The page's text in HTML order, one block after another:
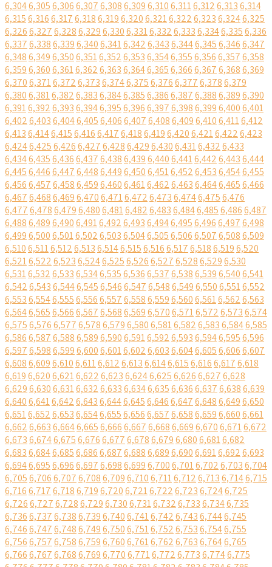
6,3046,3056,3066,3076,3086,3096,3106,3116,3126,3136,314
6,3156,3166,3176,3186,3196,3206,3216,3226,3236,3246,325
6,3266,3276,3286,3296,3306,3316,3326,3336,3346,3356,336
6,3376,3386,3396,3406,3416,3426,3436,3446,3456,3466,347
6,3486,3496,3506,3516,3526,3536,3546,3556,3566,3576,358
6,3596,3606,3616,3626,3636,3646,3656,3666,3676,3686,369
6,3706,3716,3726,3736,3746,3756,3766,3776,3786,379
6,3806,3816,3826,3836,3846,3856,3866,3876,3886,3896,390
6,3916,3926,3936,3946,3956,3966,3976,3986,3996,4006,401
6,4026,4036,4046,4056,4066,4076,4086,4096,4106,4116,412
6,4136,4146,4156,4166,4176,4186,4196,4206,4216,4226,423
6,4246,4256,4266,4276,4286,4296,4306,4316,4326,433
6,4346,4356,4366,4376,4386,4396,4406,4416,4426,4436,444
6,4456,4466,4476,4486,4496,4506,4516,4526,4536,4546,455
6,4566,4576,4586,4596,4606,4616,4626,4636,4646,4656,466
6,4676,4686,4696,4706,4716,4726,4736,4746,4756,476
6,4776,4786,4796,4806,4816,4826,4836,4846,4856,4866,487
6,4886,4896,4906,4916,4926,4936,4946,4956,4966,4976,498
6,4996,5006,5016,5026,5036,5046,5056,5066,5076,5086,509
6,5106,5116,5126,5136,5146,5156,5166,5176,5186,5196,520
6,5216,5226,5236,5246,5256,5266,5276,5286,5296,530
6,5316,5326,5336,5346,5356,5366,5376,5386,5396,5406,541
6,5426,5436,5446,5456,5466,5476,5486,5496,5506,5516,552
6,5536,5546,5556,5566,5576,5586,5596,5606,5616,5626,563
6,5646,5656,5666,5676,5686,5696,5706,5716,5726,5736,574
6,5756,5766,5776,5786,5796,5806,5816,5826,5836,5846,585
6,5866,5876,5886,5896,5906,5916,5926,5936,5946,5956,596
6,5976,5986,5996,6006,6016,6026,6036,6046,6056,6066,607
6,6086,6096,6106,6116,6126,6136,6146,6156,6166,6176,618
6,6196,6206,6216,6226,6236,6246,6256,6266,6276,628
6,6296,6306,6316,6326,6336,6346,6356,6366,6376,6386,639
6,6406,6416,6426,6436,6446,6456,6466,6476,6486,6496,650
6,6516,6526,6536,6546,6556,6566,6576,6586,6596,6606,661
6,6626,6636,6646,6656,6666,6676,6686,6696,6706,6716,672
6,6736,6746,6756,6766,6776,6786,6796,6806,6816,682
6,6836,6846,6856,6866,6876,6886,6896,6906,6916,6926,693
6,6946,6956,6966,6976,6986,6996,7006,7016,7026,7036,704
6,7056,7066,7076,7086,7096,7106,7116,7126,7136,7146,715
6,7166,7176,7186,7196,7206,7216,7226,7236,7246,725
6,7266,7276,7286,7296,7306,7316,7326,7336,7346,735
6,7366,7376,7386,7396,7406,7416,7426,7436,7446,745
6,7466,7476,7486,7496,7506,7516,7526,7536,7546,755
6,7566,7576,7586,7596,7606,7616,7626,7636,7646,765
6,7666,7676,7686,7696,7706,7716,7726,7736,7746,775